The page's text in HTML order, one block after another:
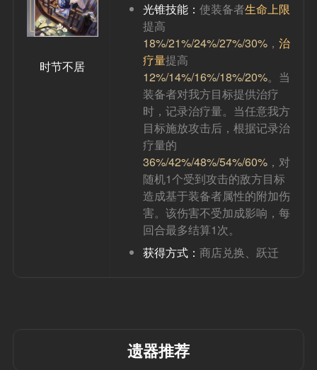
时节不居
光锥技能：使装备者生命上限
提高
18%/21%/24%/27%/30% ，治
疗量提高
12%/14%/16%/18%/20%。当
装备者对我方目标提供治疗
时，记录治疗量。当任意我方
目标施放攻击后，根据记录治
疗量的
36%/42%/48%/54%/60% ，对
随机1个受到攻击的敌方目标
造成基于装备者属性的附加伤
害。该伤害不受加成影响，每
回合最多结算1次。
获得方式：商店兑换、跃迁
遗器推荐